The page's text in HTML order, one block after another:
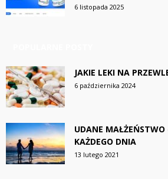
6 listopada 2025
JAKIE LEKI NA
6 października 2024
UDANE MAŁŻEŃSTWO
KAŻDEGO DNIA
13 lutego 2021